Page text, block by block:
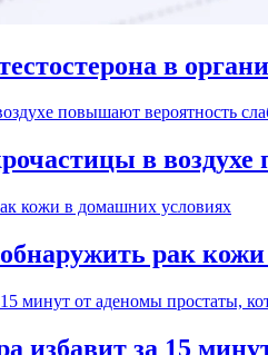
в
в
рак
избавит за 15